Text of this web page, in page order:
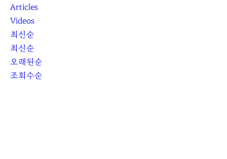
Articles
Videos
최신순
최신순
오래된순
조회수순